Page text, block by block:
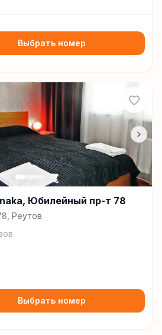
Выбрать номер
Юбилейный пр-т 78
Реутов
Выбрать номер